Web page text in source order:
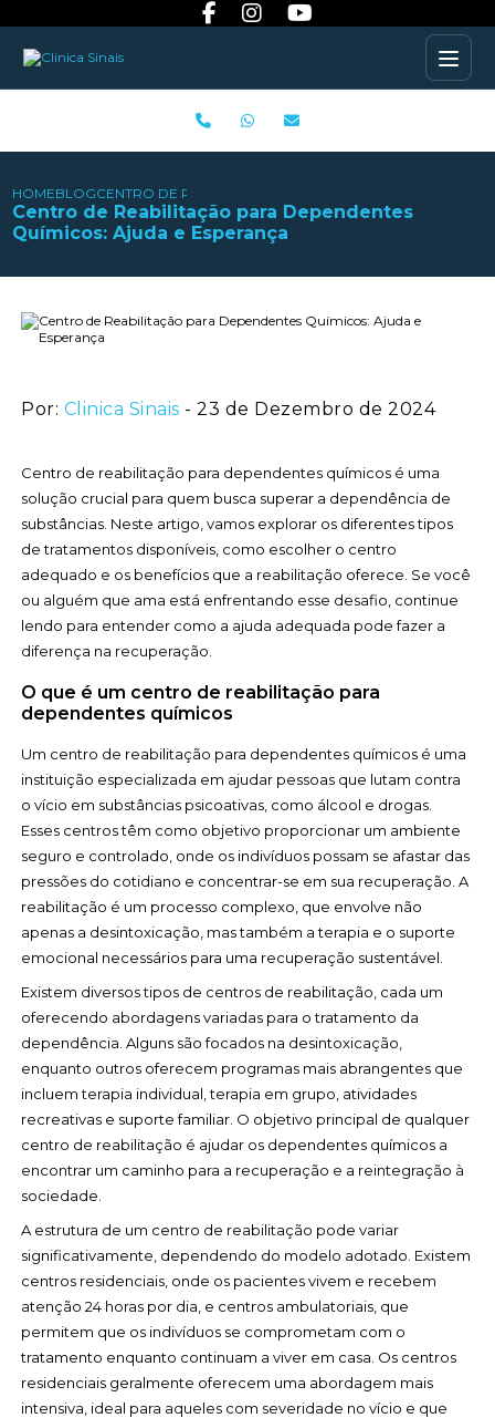
HOMEBLOGCENTRO DE REABILITAÇÃO PARA DEPENDENTES
Centro de Reabilitação para Dependentes
Químicos: Ajuda e Esperança
Por: Clinica Sinais - 23 de Dezembro de 2024
Centro de reabilitação para dependentes químicos é uma
solução crucial para quem busca superar a dependência de
substâncias. Neste artigo, vamos explorar os diferentes tipos
de tratamentos disponíveis, como escolher o centro
adequado e os benefícios que a reabilitação oferece. Se você
ou alguém que ama está enfrentando esse desafio, continue
lendo para entender como a ajuda adequada pode fazer a
diferença na recuperação.
O que é um centro de reabilitação para
dependentes químicos
Um centro de reabilitação para dependentes químicos é uma
instituição especializada em ajudar pessoas que lutam contra
o vício em substâncias psicoativas, como álcool e drogas.
Esses centros têm como objetivo proporcionar um ambiente
seguro e controlado, onde os indivíduos possam se afastar das
pressões do cotidiano e concentrar-se em sua recuperação. A
reabilitação é um processo complexo, que envolve não
apenas a desintoxicação, mas também a terapia e o suporte
emocional necessários para uma recuperação sustentável.
Existem diversos tipos de centros de reabilitação, cada um
oferecendo abordagens variadas para o tratamento da
dependência. Alguns são focados na desintoxicação,
enquanto outros oferecem programas mais abrangentes que
incluem terapia individual, terapia em grupo, atividades
recreativas e suporte familiar. O objetivo principal de qualquer
centro de reabilitação é ajudar os dependentes químicos a
encontrar um caminho para a recuperação e a reintegração à
sociedade.
A estrutura de um centro de reabilitação pode variar
significativamente, dependendo do modelo adotado. Existem
centros residenciais, onde os pacientes vivem e recebem
atenção 24 horas por dia, e centros ambulatoriais, que
permitem que os indivíduos se comprometam com o
tratamento enquanto continuam a viver em casa. Os centros
residenciais geralmente oferecem uma abordagem mais
intensiva, ideal para aqueles com severidade no vício e que